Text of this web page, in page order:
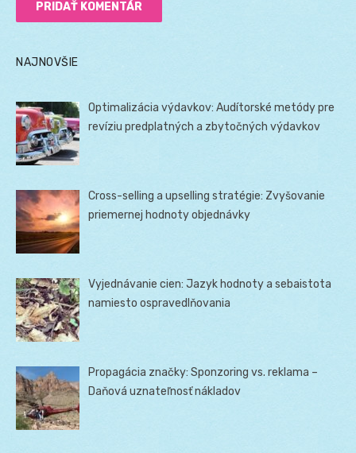
NAJNOVŠIE
Optimalizácia výdavkov: Audítorské metódy pre
revíziu predplatných a zbytočných výdavkov
Cross-selling a upselling stratégie: Zvyšovanie
priemernej hodnoty objednávky
Vyjednávanie cien: Jazyk hodnoty a sebaistota
namiesto ospravedlňovania
Propagácia značky: Sponzoring vs. reklama –
Daňová uznateľnosť nákladov